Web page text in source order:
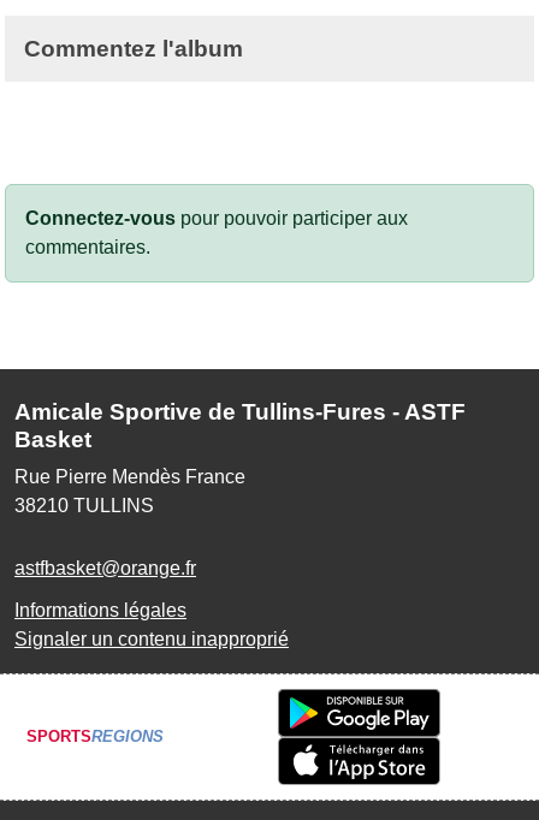
Commentez l'album
Connectez-vous pour pouvoir participer aux
commentaires.
Amicale Sportive de Tullins-Fures - ASTF
Basket
Rue Pierre Mendès France
38210 TULLINS
astfbasket@orange.fr
Informations légales
Signaler un contenu inapproprié
SPORTSREGIONS